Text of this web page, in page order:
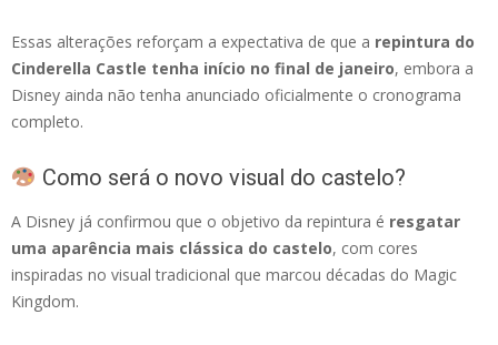
Essas alterações reforçam a expectativa de que a repintura do
Cinderella Castle tenha início no final de janeiro, embora a
Disney ainda não tenha anunciado oficialmente o cronograma
completo.
Como será o novo visual do castelo?
A Disney já confirmou que o objetivo da repintura é resgatar
uma aparência mais clássica do castelo, com cores
inspiradas no visual tradicional que marcou décadas do Magic
Kingdom.